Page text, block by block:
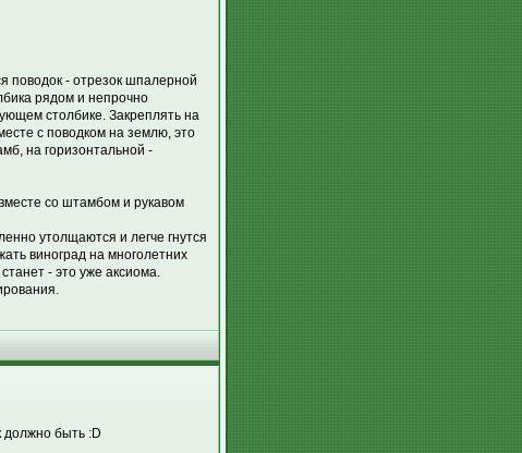
поводок - отрезок шпалерной
рядом и непрочно
столбике. Закреплять на
с поводком на землю, это
на горизонтальной -
со штамбом и рукавом
утолщаются и легче гнутся
виноград на многолетних
- это уже аксиома.
должно быть :D